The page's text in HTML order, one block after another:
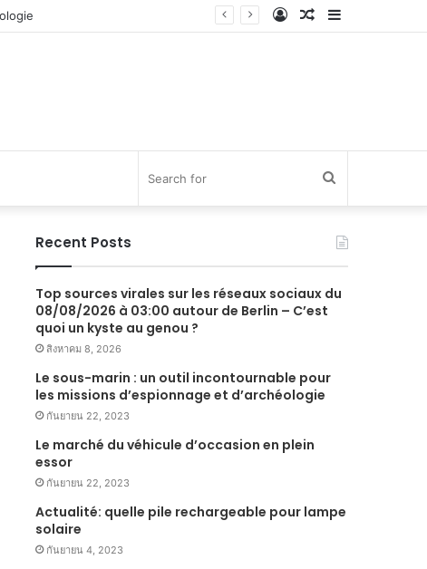
Sidebar
Random
Log
for
Recent Posts
Top sources virales sur les réseaux sociaux du
08/08/2026 à 03:00 autour de Berlin – C’est
quoi un kyste au genou ?
สิงหาคม 8, 2026
Le sous-marin : un outil incontournable pour
les missions d’espionnage et d’archéologie
กันยายน 22, 2023
Le marché du véhicule d’occasion en plein
essor
กันยายน 22, 2023
Actualité: quelle pile rechargeable pour lampe
solaire
กันยายน 4, 2023